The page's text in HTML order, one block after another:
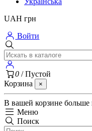
UAH грн
Войти
0 /Пустой
Корзина
×
В вашей корзине больше
Меню
Поиск